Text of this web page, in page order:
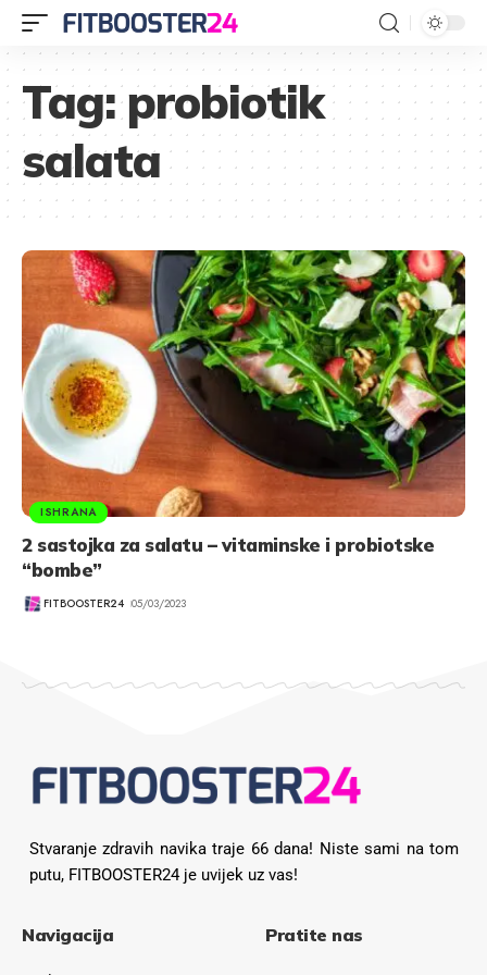
Tag:probiotik
salata
ISHRANA
2 sastojka za salatu – vitaminske i probiotske
“bombe”
FITBOOSTER24 05/03/2023
Stvaranje zdravih navika traje 66 dana! Niste sami na tom
putu, FITBOOSTER24 je uvijek uz vas!
Navigacija Pratite nas